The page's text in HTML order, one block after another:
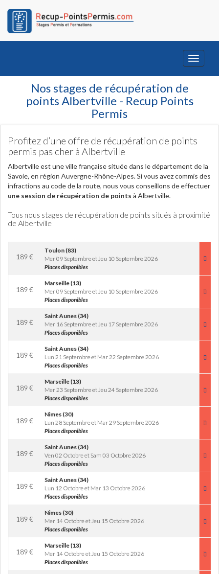
Toggle
Nos stages de récupération de
points Albertville - Recup Points
Permis
Profitez d’une offre de récupération de points
permis pas cher à Albertville
Albertville est une ville française située dans le département de la
Savoie, en région Auvergne-Rhône-Alpes. Si vous avez commis des
infractions au code de la route, nous vous conseillons de effectuer
une session de récupération de points à Albertville.
Tous nous stages de récupération de points situés à proximité
de Albertville
189 €
Toulon (83)
Mer 09 Septembre et Jeu 10 Septembre 2026
Places disponibles
189 €
Marseille (13)
Mer 09 Septembre et Jeu 10 Septembre 2026
Places disponibles
189 €
Saint Aunes (34)
Mer 16 Septembre et Jeu 17 Septembre 2026
Places disponibles
189 €
Saint Aunes (34)
Lun 21 Septembre et Mar 22 Septembre 2026
Places disponibles
189 €
Marseille (13)
Mer 23 Septembre et Jeu 24 Septembre 2026
Places disponibles
189 €
Nimes (30)
Lun 28 Septembre et Mar 29 Septembre 2026
Places disponibles
189 €
Saint Aunes (34)
Ven 02 Octobre et Sam 03 Octobre 2026
Places disponibles
189 €
Saint Aunes (34)
Lun 12 Octobre et Mar 13 Octobre 2026
Places disponibles
189 €
Nimes (30)
Mer 14 Octobre et Jeu 15 Octobre 2026
Places disponibles
189 €
Marseille (13)
Mer 14 Octobre et Jeu 15 Octobre 2026
Places disponibles